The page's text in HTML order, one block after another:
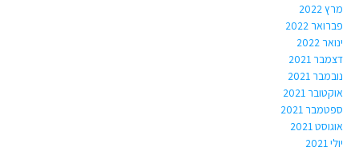
מרץ 2022
פברואר 2022
ינואר 2022
דצמבר 2021
נובמבר 2021
אוקטובר 2021
ספטמבר 2021
אוגוסט 2021
יולי 2021